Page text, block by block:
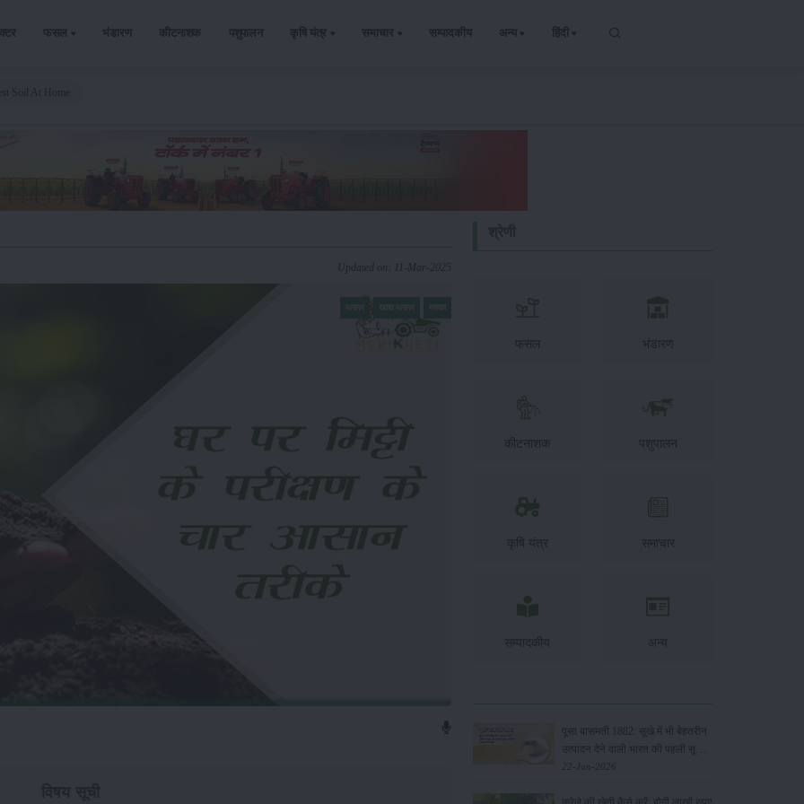
फसल भंडारण कीटनाशक पशुपालन कृषि यंत्र समाचार सम्पादकीय अन्य हिंदी
Updated on: 11-Mar-2025
फसल भंडारण
कीटनाशक पशुपालन
कृषि यंत्र समाचार
सम्पादकीय अन्य
पूसा बासमती 1882: सूखे में भी बेहतरीन
उत्पादन देने वाली भारत की पहली सूखा-
सहिष्णु बासमती किस्म
22-Jun-2026